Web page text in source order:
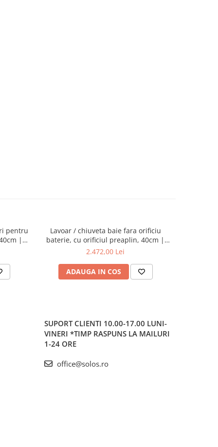
pentru
|
Lavoar / chiuveta baie fara orificiu
baterie, cu orificiul preaplin, 40cm |
7317B403-0012
2.472,00 Lei
ADAUGA IN COS
SUPORT CLIENTI 10.00-17.00 LUNI-
VINERI *TIMP RASPUNS LA MAILURI
1-24 ORE
office@solos.ro